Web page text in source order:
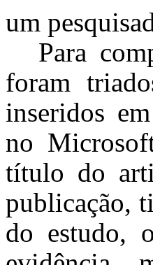
um
Para
foram
inseridos
no
título do
publicação,
do estudo,